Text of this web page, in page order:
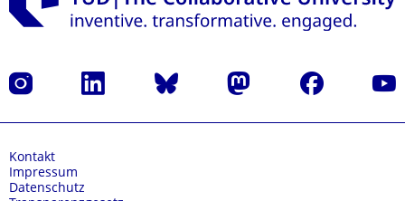
Instagram LinkedIn Bluesky Mastodon Facebook
Kontakt
Impressum
Datenschutz